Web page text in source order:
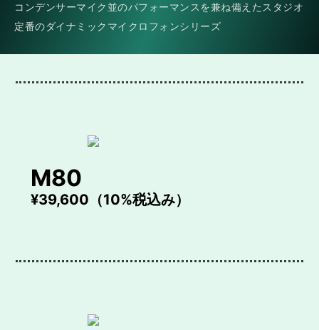
コンデンサーマイク並のパフォーマンスを兼ね備えたスタジオ
定番のダイナミックマイクロフォンシリーズ
M80
¥39,600（10%税込み）